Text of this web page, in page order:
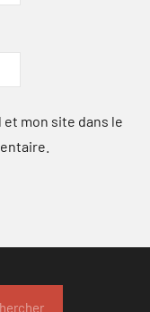
mon site dans le